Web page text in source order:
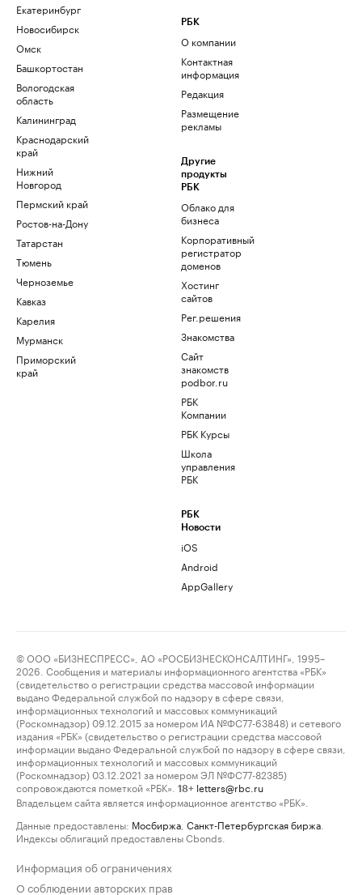
Екатеринбург
Новосибирск
Омск
Башкортостан
Вологодская
область
Калининград
Краснодарский
край
Нижний
Новгород
Пермский край
Ростов-на-Дону
Татарстан
Тюмень
Черноземье
Кавказ
Карелия
Мурманск
Приморский
край
РБК
О компании
Контактная
информация
Редакция
Размещение
рекламы
Другие
продукты
РБК
Облако для
бизнеса
Корпоративный
регистратор
доменов
Хостинг
сайтов
Рег.решения
Знакомства
Сайт
знакомств
podbor.ru
РБК
Компании
РБК Курсы
Школа
управления
РБК
РБК
Новости
iOS
Android
AppGallery
© ООО «БИЗНЕСПРЕСС», АО «РОСБИЗНЕСКОНСАЛТИНГ», 1995–
2026. Сообщения и материалы информационного агентства «РБК»
(свидетельство о регистрации средства массовой информации
выдано Федеральной службой по надзору в сфере связи,
информационных технологий и массовых коммуникаций
(Роскомнадзор) 09.12.2015 за номером ИА №ФС77-63848) и сетевого
издания «РБК» (свидетельство о регистрации средства массовой
информации выдано Федеральной службой по надзору в сфере связи,
информационных технологий и массовых коммуникаций
(Роскомнадзор) 03.12.2021 за номером ЭЛ №ФС77-82385)
сопровождаются пометкой «РБК».
18+ letters@rbc.ru
Владельцем сайта является информационное агентство «РБК».
Данные предоставлены: Мосбиржа Санкт-Петербургская биржа
Индексы облигаций предоставлены Cbonds.
Информация об ограничениях
О соблюдении авторских прав